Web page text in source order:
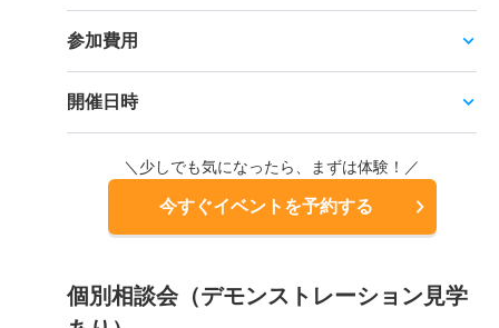
参加費用
開催日時
＼少しでも気になったら、まずは体験！／
今すぐイベントを予約する
個別相談会（デモンストレーション見学